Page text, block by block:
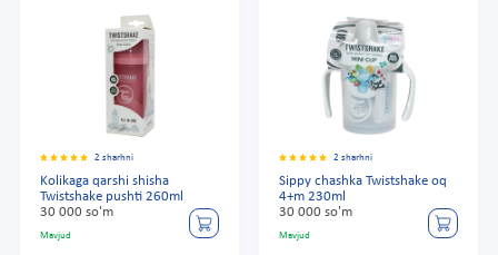
2 sharhni
Kolikaga qarshi shisha
Twistshake pushti 260ml
30 000 so'm
Mavjud
2 sharhni
Sippy chashka Twistshake oq
4+m 230ml
30 000 so'm
Mavjud